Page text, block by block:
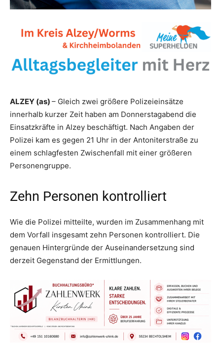
ALZEY (as) – Gleich zwei größere Polizeieinsätze
innerhalb kurzer Zeit haben am Donnerstagabend die
Einsatzkräfte in Alzey beschäftigt. Nach Angaben der
Polizei kam es gegen 21 Uhr in der Antoniterstraße zu
einem schlagfesten Zwischenfall mit einer größeren
Personengruppe.
Zehn Personen kontrolliert
Wie die Polizei mitteilte, wurden im Zusammenhang mit
dem Vorfall insgesamt zehn Personen kontrolliert. Die
genauen Hintergründe der Auseinandersetzung sind
derzeit Gegenstand der Ermittlungen.